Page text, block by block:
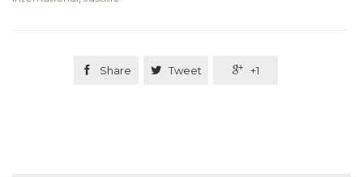
 Share  Tweet  +1